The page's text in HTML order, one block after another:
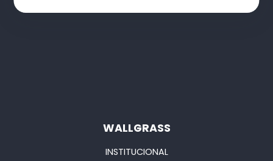
WALLGRASS
INSTITUCIONAL